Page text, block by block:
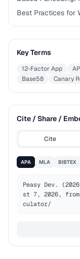
Best Practices for
Key Terms
12-Factor App
Base58
Canary
Cite / Share /
Cite
APA MLA BIBTEX
Peasy Dev.
st 7, 2026, from
culator/